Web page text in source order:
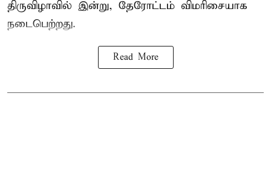
திருவிழாவில் இன்று, தேரோட்டம் விமரிசையாக
நடைபெற்றது.
Read More